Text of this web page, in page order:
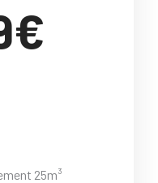
25m³